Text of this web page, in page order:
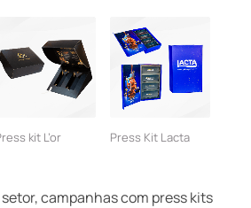
kit L’or Press Kit Lacta
campanhas com press kits